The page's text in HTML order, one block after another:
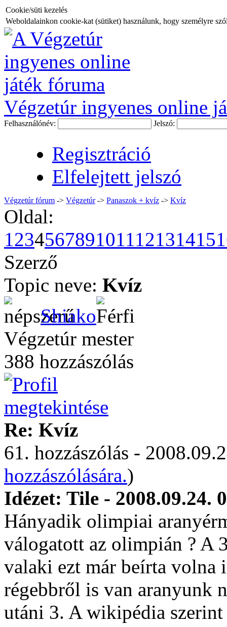
Cookie/süti kezelés
Weboldalainkon cookie-kat (sütiket) használunk, hogy személyre
Végzetúr ingyenes online
Felhasználónév: Jelszó:
Regisztráció
Elfelejtett jelszó
Végzetúr fórum -> Végzetúr-> Panaszok + kvíz -> Kvíz
Oldal:
123456789101112131415
Szerző
Topic neve: Kvíz
Shiako
Végzetúr mester
388 hozzászólás
Re: Kvíz
61. hozzászólás -
hozzászólására.)
Idézet: Tile - 2008.09.24.
Hányadik olimpiai
válogatott az olimpián ? A
valaki ezt már beírta volna
régebbről is van aranyunk
utáni 3. A wikipédia